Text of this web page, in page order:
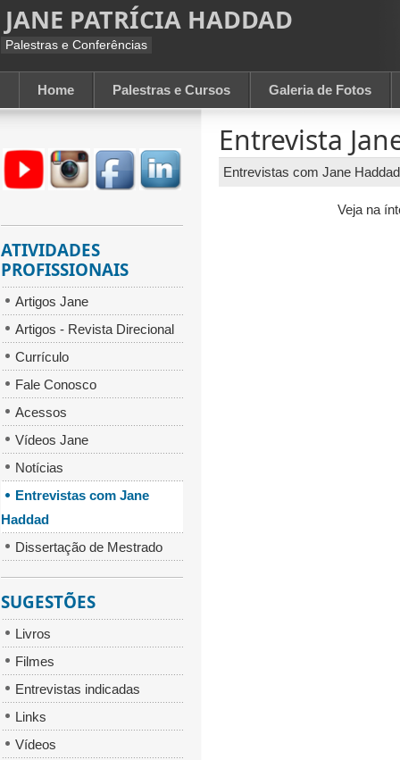
JANE PATRÍCIA HADDAD
Palestras e Conferências
Home Palestras e Cursos Galeria de Fotos
Entrevista
Entrevistas com Jane Haddad
Veja na
ATIVIDADES
PROFISSIONAIS
Artigos Jane
Artigos - Revista Direcional
Currículo
Fale Conosco
Acessos
Vídeos Jane
Notícias
Entrevistas com Jane
Haddad
Dissertação de Mestrado
SUGESTÕES
Livros
Filmes
Entrevistas indicadas
Links
Vídeos